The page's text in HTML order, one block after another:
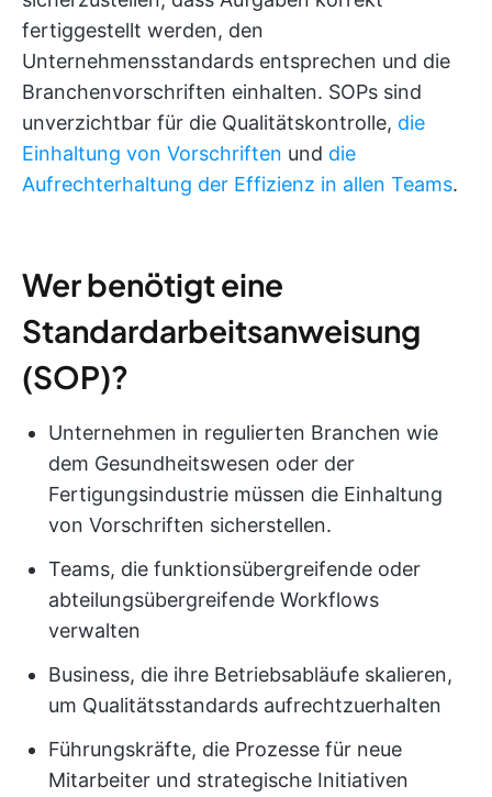
fertiggestellt werden, den
Unternehmensstandards entsprechen und die
Branchenvorschriften einhalten. SOPs sind
unverzichtbar für die Qualitätskontrolle, die
Einhaltung von Vorschriften und die
Aufrechterhaltung der Effizienz in allen Teams.
Wer benötigt eine
Standardarbeitsanweisung
(SOP)?
Unternehmen in regulierten Branchen wie
dem Gesundheitswesen oder der
Fertigungsindustrie müssen die Einhaltung
von Vorschriften sicherstellen.
Teams, die funktionsübergreifende oder
abteilungsübergreifende Workflows
verwalten
Business, die ihre Betriebsabläufe skalieren,
um Qualitätsstandards aufrechtzuerhalten
Führungskräfte, die Prozesse für neue
Mitarbeiter und strategische Initiativen